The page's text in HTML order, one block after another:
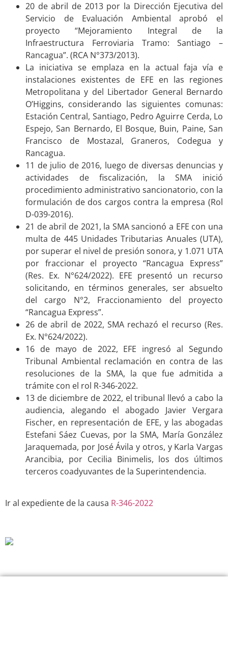
20 de abril de 2013 por la Dirección Ejecutiva del
Servicio de Evaluación Ambiental aprobó el
proyecto “Mejoramiento Integral de la
Infraestructura Ferroviaria Tramo: Santiago –
Rancagua”. (RCA N°373/2013).
La iniciativa se emplaza en la actual faja vía e
instalaciones existentes de EFE en las regiones
Metropolitana y del Libertador General Bernardo
O’Higgins, considerando las siguientes comunas:
Estación Central, Santiago, Pedro Aguirre Cerda, Lo
Espejo, San Bernardo, El Bosque, Buin, Paine, San
Francisco de Mostazal, Graneros, Codegua y
Rancagua.
11 de julio de 2016, luego de diversas denuncias y
actividades de fiscalización, la SMA inició
procedimiento administrativo sancionatorio, con la
formulación de dos cargos contra la empresa (Rol
D-039-2016).
21 de abril de 2021, la SMA sancionó a EFE con una
multa de 445 Unidades Tributarias Anuales (UTA),
por superar el nivel de presión sonora, y 1.071 UTA
por fraccionar el proyecto “Rancagua Express”
(Res. Ex. N°624/2022). EFE presentó un recurso
solicitando, en términos generales, ser absuelto
del cargo N°2, Fraccionamiento del proyecto
“Rancagua Express”.
26 de abril de 2022, SMA rechazó el recurso (Res.
Ex. N°624/2022).
16 de mayo de 2022, EFE ingresó al Segundo
Tribunal Ambiental reclamación en contra de las
resoluciones de la SMA, la que fue admitida a
trámite con el rol R-346-2022.
13 de diciembre de 2022, el tribunal llevó a cabo la
audiencia, alegando el abogado Javier Vergara
Fischer, en representación de EFE, y las abogadas
Estefani Sáez Cuevas, por la SMA, María González
Jaraquemada, por José Ávila y otros, y Karla Vargas
Arancibia, por Cecilia Binimelis, los dos últimos
terceros coadyuvantes de la Superintendencia.
Ir al expediente de la causa R-346-2022